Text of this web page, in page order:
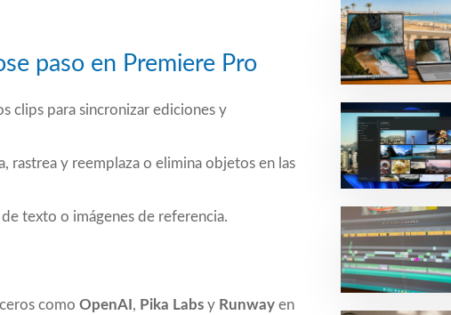
paso en Premiere Pro
clips para sincronizar ediciones y
rastrea y reemplaza o elimina objetos en las
texto o imágenes de referencia.
como OpenAI , Pika Labs y Runway en